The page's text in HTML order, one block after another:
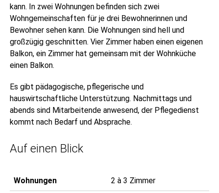
kann. In zwei Wohnungen befinden sich zwei
Wohngemeinschaften für je drei Bewohnerinnen und
Bewohner sehen kann. Die Wohnungen sind hell und
großzügig geschnitten. Vier Zimmer haben einen eigenen
Balkon, ein Zimmer hat gemeinsam mit der Wohnküche
einen Balkon.
Es gibt pädagogische, pflegerische und
hauswirtschaftliche Unterstützung. Nachmittags und
abends sind Mitarbeitende anwesend, der Pflegedienst
kommt nach Bedarf und Absprache.
Auf einen Blick
Wohnungen 2 à 3 Zimmer